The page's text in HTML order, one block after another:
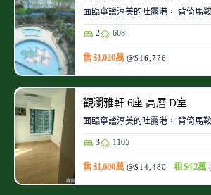
面臨寧謐淳美的吐露港， 背倚馬
2 608
售 $1,020萬 @$16,776
觀瀾雅軒 6座 高層 D室
面臨寧謐淳美的吐露港， 背倚馬
3 1105
售 $1,600萬 @$14,480 租 $4.2萬